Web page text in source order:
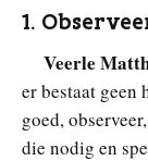
1.
Veerle
er bestaat
goed,
die nodig en